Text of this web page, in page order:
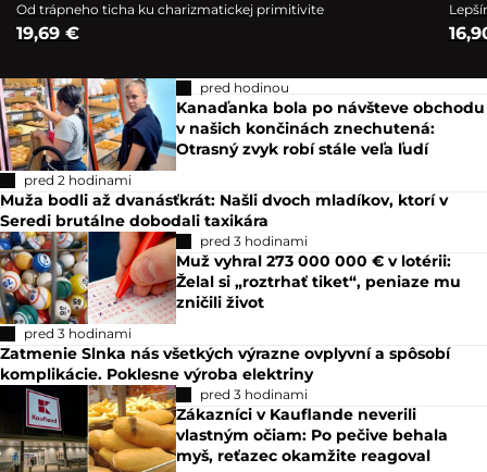
Od trápneho ticha ku charizmatickej primitivite
19,69 €
pred hodinou
Kanaďanka bola po návšteve obchodu
v našich končinách znechutená:
Otrasný zvyk robí stále veľa ľudí
pred 2 hodinami
Muža bodli až dvanásťkrát: Našli dvoch mladíkov, ktorí v
Seredi brutálne dobodali taxikára
pred 3 hodinami
Muž vyhral 273 000 000 € v lotérii:
Želal si „roztrhať tiket“, peniaze mu
zničili život
pred 3 hodinami
Zatmenie Slnka nás všetkých výrazne ovplyvní a spôsobí
komplikácie. Poklesne výroba elektriny
pred 3 hodinami
Zákazníci v Kauflande neverili
vlastným očiam: Po pečive behala
myš, reťazec okamžite reagoval